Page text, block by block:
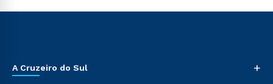
A Cruzeiro do Sul +